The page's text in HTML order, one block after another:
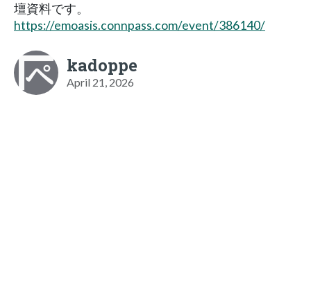
壇資料です。
https://emoasis.connpass.com/event/386140/
kadoppe
April 21, 2026